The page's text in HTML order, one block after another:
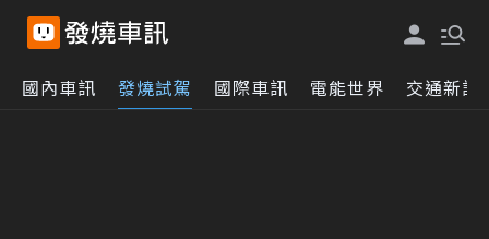
國內車訊 發燒試駕 國際車訊 電能世界 交通新訊